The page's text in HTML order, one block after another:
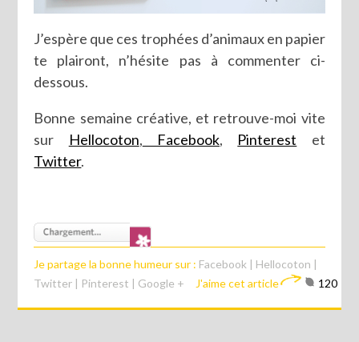
J’espère que ces trophées d’animaux en papier
te plairont, n’hésite pas à commenter ci-
dessous.
Bonne semaine créative, et retrouve-moi vite
sur
Hellocoton, Facebook, Pinterest et
Twitter.
Je partage la bonne humeur sur : Facebook | Hellocoton |
Twitter | Pinterest | Google + J'aime cet article 120